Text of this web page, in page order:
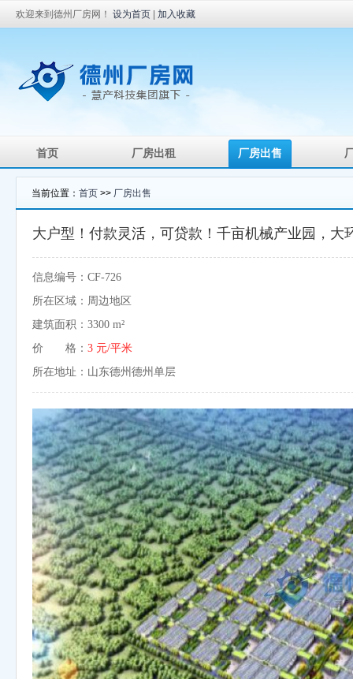
欢迎来到德州厂房网！ 设为首页 加入收藏
首页 厂房出租 厂房出售
当前位置： 首页 >> 厂房出售
大户型！付款灵活，可贷款！千亩机械产业园，大
信息编号：CF-726
所在区域：周边地区
建筑面积：3300 m²
价 格： 3 元/平米
所在地址：山东德州德州单层